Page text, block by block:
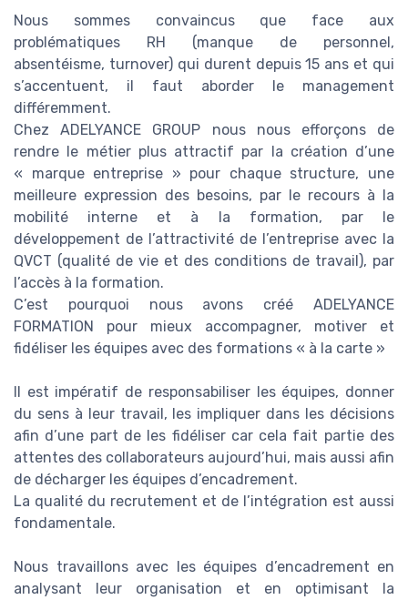
Nous sommes convaincus que face aux
problématiques RH (manque de personnel,
absentéisme, turnover) qui durent depuis 15 ans et qui
s’accentuent, il faut aborder le management
différemment.
Chez ADELYANCE GROUP nous nous efforçons de
rendre le métier plus attractif par la création d’une
« marque entreprise » pour chaque structure, une
meilleure expression des besoins, par le recours à la
mobilité interne et à la formation, par le
développement de l’attractivité de l’entreprise avec la
QVCT (qualité de vie et des conditions de travail), par
l’accès à la formation.
C’est pourquoi nous avons créé ADELYANCE
FORMATION pour mieux accompagner, motiver et
fidéliser les équipes avec des formations « à la carte »
Il est impératif de responsabiliser les équipes, donner
du sens à leur travail, les impliquer dans les décisions
afin d’une part de les fidéliser car cela fait partie des
attentes des collaborateurs aujourd’hui, mais aussi afin
de décharger les équipes d’encadrement.
La qualité du recrutement et de l’intégration est aussi
fondamentale.
Nous travaillons avec les équipes d’encadrement en
analysant leur organisation et en optimisant la